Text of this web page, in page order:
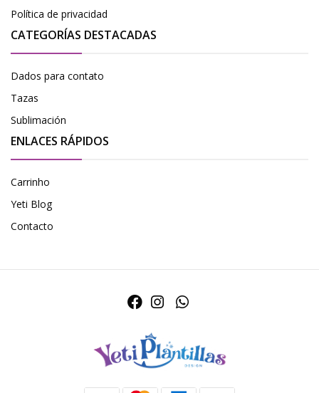
Política de privacidad
CATEGORÍAS DESTACADAS
Dados para contato
Tazas
Sublimación
ENLACES RÁPIDOS
Carrinho
Yeti Blog
Contacto